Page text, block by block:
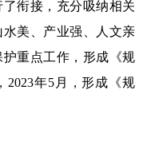
衔接，充分吸纳相关
美、产业强、人文亲
重点工作，形成《规
2023年5月，形成《规